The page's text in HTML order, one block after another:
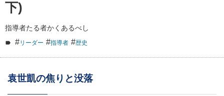
下)
指導者たる者かくあるべし
#リーダー #指導者 #歴史
袁世凱の焦りと没落